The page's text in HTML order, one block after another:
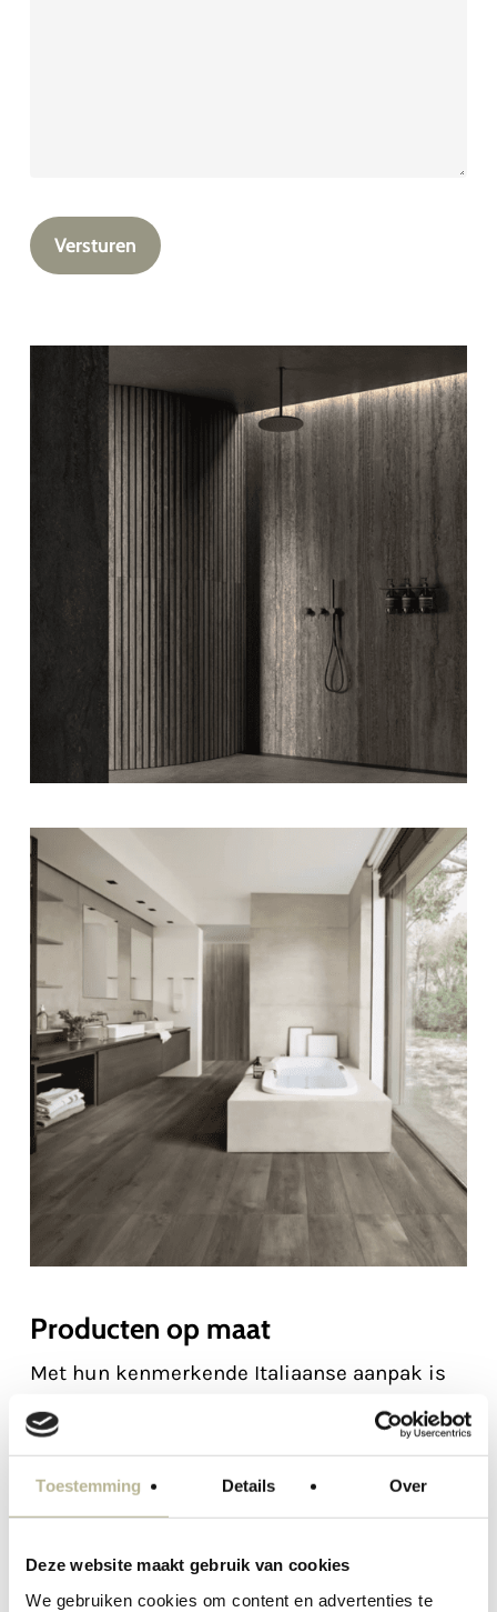
Toestemming Details Over
Deze website maakt gebruik van cookies
We gebruiken cookies om content en advertenties te
Producten op maat
Met hun kenmerkende Italiaanse aanpak is
Kronos
in staat om diverse meubelen op
maat voor u te creëren. Denk hierbij aan
badkamermeubelen, keukenbladen,
douchebakken, tafelbladen, maar ook
zwembadranden. Door de grote slabs tot 350
cm hoog en 6 mm dik, kunnen er geweldige